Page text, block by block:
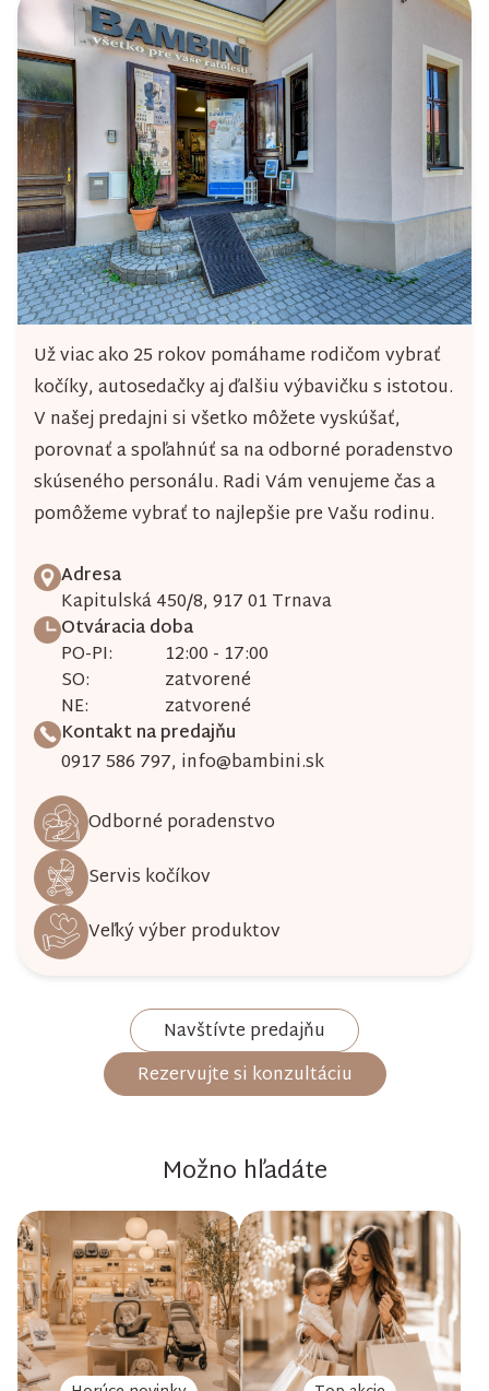
Už viac ako 25 rokov pomáhame rodičom vybrať
kočíky, autosedačky aj ďalšiu výbavičku s istotou.
V našej predajni si všetko môžete vyskúšať,
porovnať a spoľahnúť sa na odborné poradenstvo
skúseného personálu. Radi Vám venujeme čas a
pomôžeme vybrať to najlepšie pre Vašu rodinu.
Adresa
Kapitulská 450/8, 917 01 Trnava
Otváracia doba
PO-PI:
12:00 - 17:00
SO:
zatvorené
NE:
zatvorené
Kontakt na predajňu
0917 586 797, info@bambini.sk
Odborné poradenstvo
Servis kočíkov
Veľký výber produktov
Navštívte predajňu
Rezervujte si konzultáciu
Možno hľadáte